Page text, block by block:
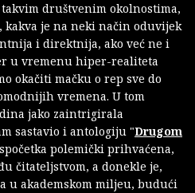
društvenim okolnostima,
kakva je na neki način oduvijek
i direktnija, ako već ne i
u vremenu hiper-realiteta
okačiti mačku o rep sve do
vremena. U tom
jako zaintrigirala
sastavio i antologiju "Drugom
polemički prihvaćena,
čitateljstvom, a donekle je,
u akademskom miljeu, budući